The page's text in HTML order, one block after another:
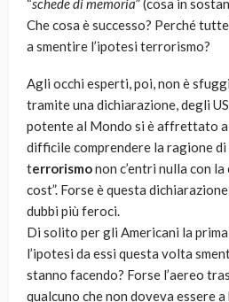
“schede di memoria” (cosa in
Che cosa è successo? Perché
a smentire l’ipotesi terrorismo?
Agli occhi esperti, poi, non è
tramite una dichiarazione, degli
potente al Mondo si è affrettato
difficile comprendere la ragione
terrorismonon c’entri nulla con
cost”. Forse è questa
dubbi più feroci.
Di solito per gli Americani la
l’ipotesi da essi questa volta
stanno facendo? Forse l’aereo
qualcuno che non doveva essere